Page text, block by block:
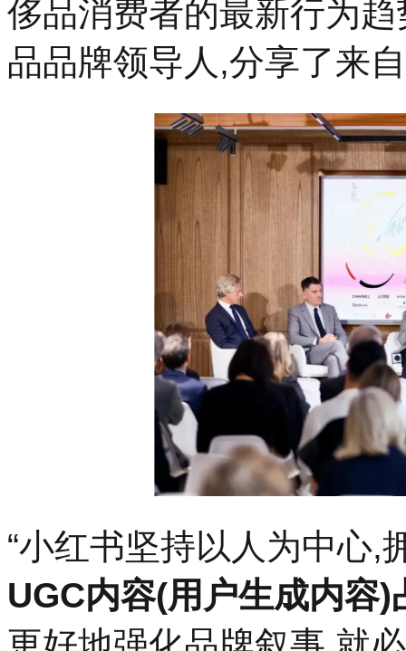
侈品消费者的最新行为
品品牌领导人,分享了来
“小红书坚持以人为中心,
UGC内容(用户生成内容